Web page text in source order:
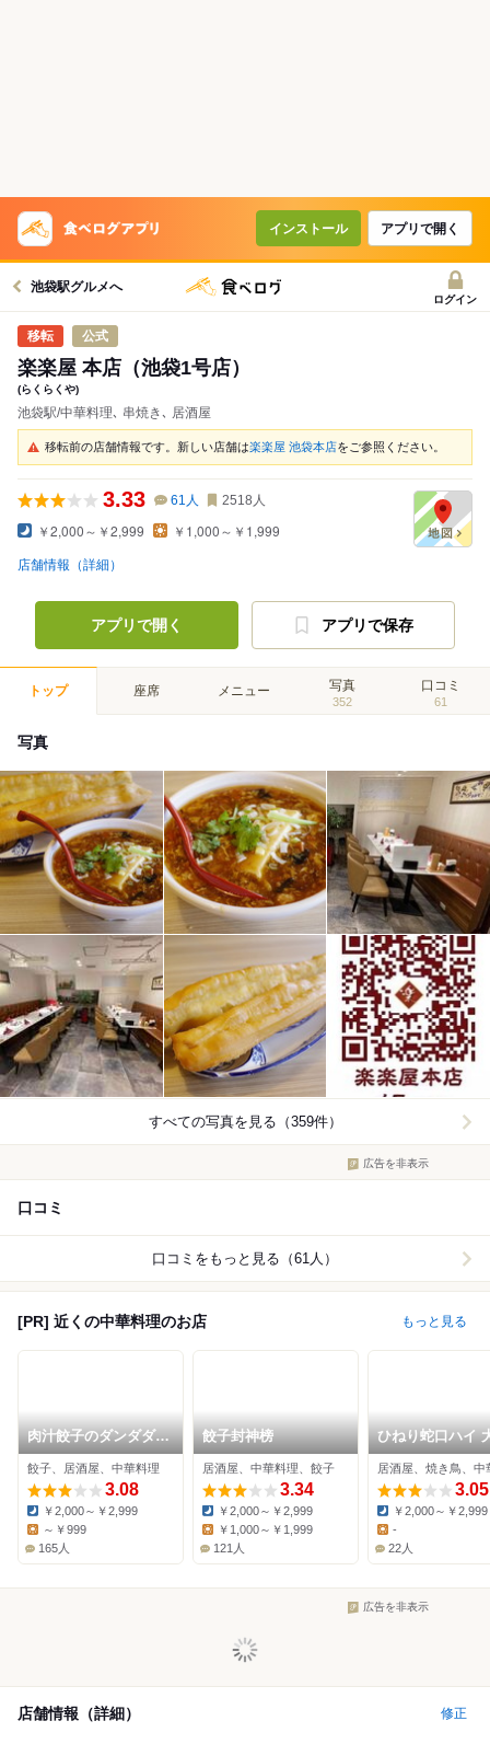
インストール アプリで開く
池袋駅グルメへ
ログイン
公式
楽楽屋 本店（池袋1号店）
(らくらくや)
池袋駅/中華料理､ 串焼き､ 居酒屋
移転前の店舗情報です。新しい店舗は楽楽屋 池袋本店をご参照ください。
3.33 61 人 2518 人
￥2,000～￥2,999 ￥1,000～￥1,999
店舗情報（詳細）
アプリで開く アプリで保存
トップ 座席 メニュー 写真
352
口コミ
61
写真
すべての写真を見る（359件）
広告を非表示
口コミ
口コミをもっと見る（61人）
[PR] 近くの中華料理のお店 もっと見る
肉汁餃子のダンダダン
池袋西口店
餃子、居酒屋、中華料理
3.08
Dinner:
￥2,000～￥2,999
～￥999
165人
餃子封神榜
居酒屋、中華料理、餃子
3.34
Dinner:
￥2,000～￥2,999
￥1,000～￥1,999
121人
ひねり蛇口ハイ
酒泉テルマエ 池
東口泉
居酒屋、焼き鳥、中
3.05
Dinner:
￥2,000～￥2,999
Lunch:
-
22人
広告を非表示
店舗情報（詳細） 修正